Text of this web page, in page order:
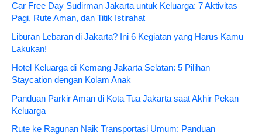
Car Free Day Sudirman Jakarta untuk Keluarga: 7 Aktivitas
Pagi, Rute Aman, dan Titik Istirahat
Liburan Lebaran di Jakarta? Ini 6 Kegiatan yang Harus Kamu
Lakukan!
Hotel Keluarga di Kemang Jakarta Selatan: 5 Pilihan
Staycation dengan Kolam Anak
Panduan Parkir Aman di Kota Tua Jakarta saat Akhir Pekan
Keluarga
Rute ke Ragunan Naik Transportasi Umum: Panduan